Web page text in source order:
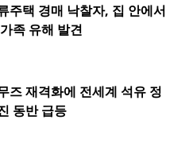
주택 경매 낙찰자, 집 안에서
족 유해 발견
즈 재격화에 전세계 석유 정
동반 급등